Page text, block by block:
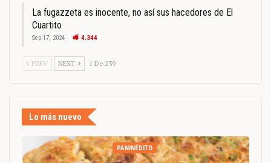
La fugazzeta es inocente, no así sus hacedores de El
Cuartito
Sep 17, 2024 4.344
PREV NEXT 1 De 239
Lo más nuevo
PANINÉDITO